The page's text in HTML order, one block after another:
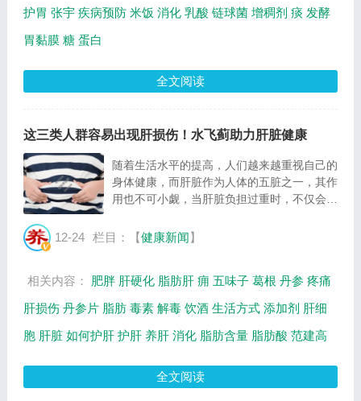
护胃 张宇 疾病预防 米饭 消化 乳酸 链球菌 增稠剂 痰 发酵
胃黏膜 糖 蛋白
全文阅读
这三类人群容易出现肝损伤！水飞蓟助力肝脏健康
随着生活水平的提高，人们越来越重视自己的
身体健康，而肝脏作为人体的五脏之一，其作
用也不可小觑，当肝脏负担过重时，不仅会影
那么哪几类人群容易出现肝损伤呢？一起来看
12-24 栏目：【健康新闻】
相关内容： 肥胖 肝硬化 脂肪肝 痈 五味子 葛根 丹参 疼痛
肝损伤 丹参片 脂肪 毒素 解毒 饮酒 生活方式 添加剂 肝细
胞 肝脏 如何护肝 护肝 养肝 消化 脂肪含量 脂肪酸 范建高
全文阅读